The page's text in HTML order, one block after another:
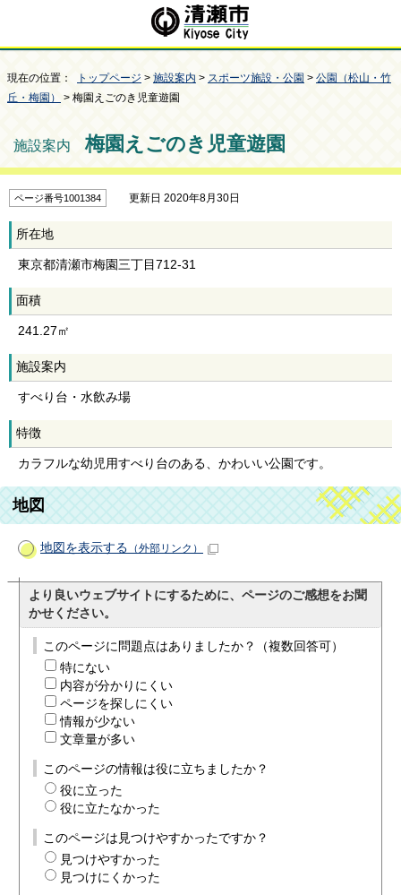
現在の位置： トップページ > 施設案内 > スポーツ施設・公園 > 公園（松山・竹
丘・梅園）
> 梅園えごのき児童遊園
施設案内梅園えごのき児童遊園
ページ番号1001384 更新日 2020年8月30日
所在地
東京都清瀬市梅園三丁目712-31
面積
241.27㎡
施設案内
すべり台・水飲み場
特徴
カラフルな幼児用すべり台のある、かわいい公園です。
地図
地図を表示する （外部リンク）
より良いウェブサイトにするために、ページのご感想をお聞
かせください。
このページに問題点はありましたか？（複数回答可）
特にない
内容が分かりにくい
ページを探しにくい
情報が少ない
文章量が多い
このページの情報は役に立ちましたか？
役に立った
役に立たなかった
このページは見つけやすかったですか？
見つけやすかった
見つけにくかった